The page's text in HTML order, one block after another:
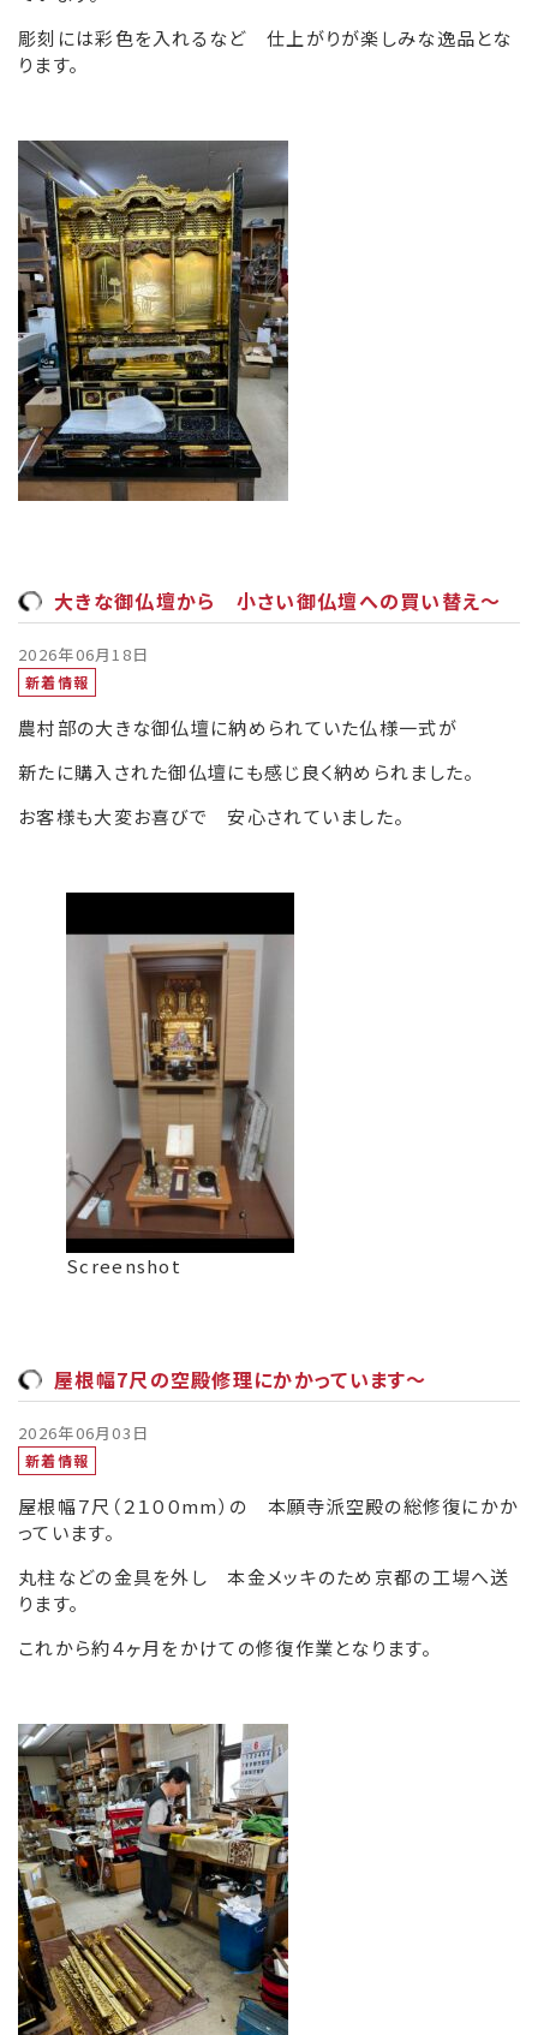
彫刻には彩色を入れるなど 仕上がりが楽しみな逸品とな
ります。
大きな御仏壇から 小さい御仏壇への買い替え～
2026年06月18日
新着情報
農村部の大きな御仏壇に納められていた仏様一式が
新たに購入された御仏壇にも感じ良く納められました。
お客様も大変お喜びで 安心されていました。
Screenshot
屋根幅7尺の空殿修理にかかっています～
2026年06月03日
新着情報
屋根幅７尺（２１００mm）の 本願寺派空殿の総修復にかか
っています。
丸柱などの金具を外し 本金メッキのため京都の工場へ送
ります。
これから約４ヶ月をかけての修復作業となります。